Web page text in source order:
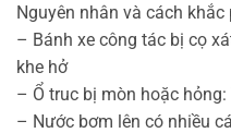
Nguyên nhân và cách
– Bánh xe công tác bị cọ
khe hở
– Ổ truc bị mòn hoặc
– Nước bơm lên có nhiều